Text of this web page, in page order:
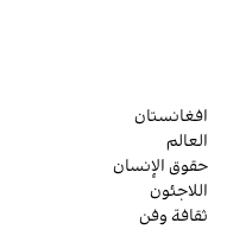
افغانستان
العالم
حقوق الإنسان
اللاجئون
ثقافة وفن